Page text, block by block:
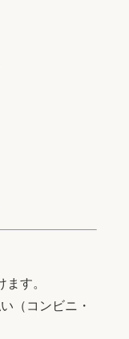
す。
（コンビニ・